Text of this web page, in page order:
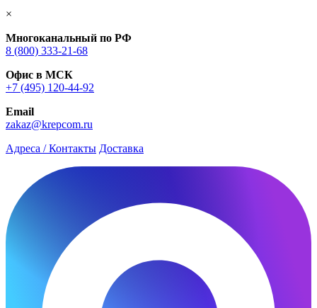
×
Многоканальный по РФ
8 (800) 333‑21-68
Офис в МСК
+7 (495) 120-44-92
Email
zakaz@krepcom.ru
Адреса / Контакты Доставка